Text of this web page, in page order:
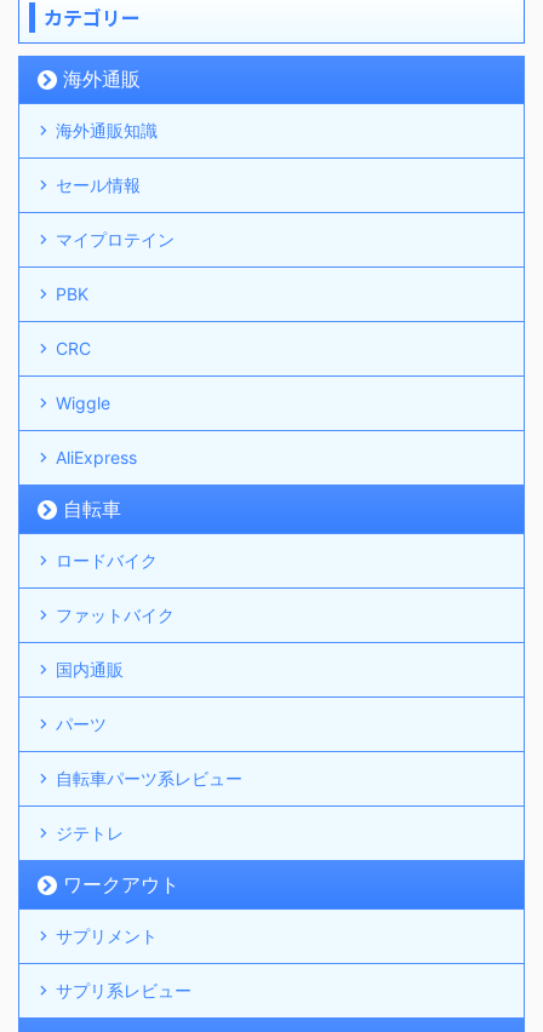
カテゴリー
海外通販
海外通販知識
セール情報
マイプロテイン
PBK
CRC
Wiggle
AliExpress
自転車
ロードバイク
ファットバイク
国内通販
パーツ
自転車パーツ系レビュー
ジテトレ
ワークアウト
サプリメント
サプリ系レビュー